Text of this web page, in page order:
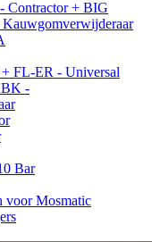
Contractor + BIG
FL-ER - Universal
-
Bar
voor Mosmatic